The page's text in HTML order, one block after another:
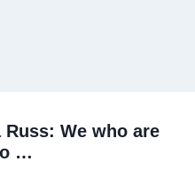
Russ: We who are
…